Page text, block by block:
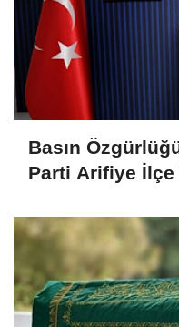
Basın
Parti Arifiye İlçe